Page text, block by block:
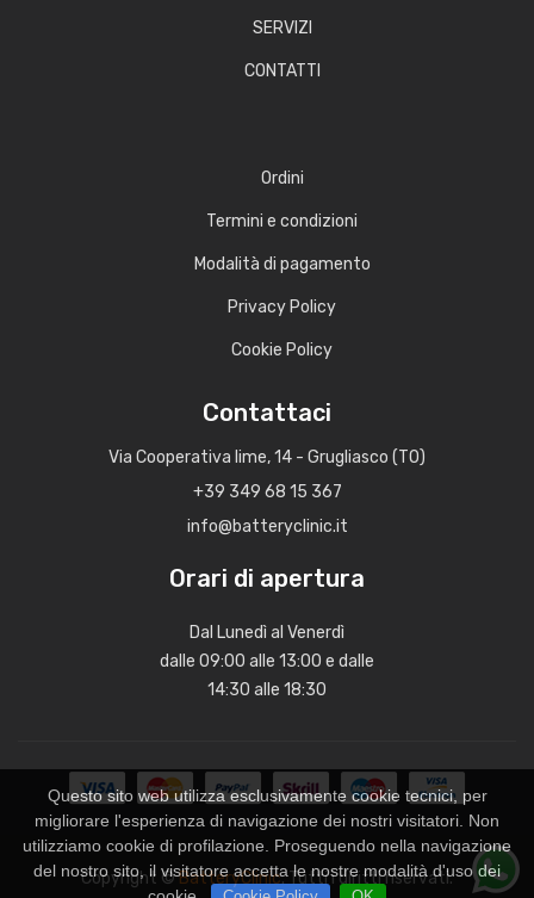
SERVIZI
CONTATTI
Ordini
Termini e condizioni
Modalità di pagamento
Privacy Policy
Cookie Policy
Contattaci
Via Cooperativa lime, 14 - Grugliasco (TO)
+39 349 68 15 367
info@batteryclinic.it
Orari di apertura
Dal Lunedì al Venerdì
dalle 09:00 alle 13:00 e dalle
14:30 alle 18:30
Copyright ©BatteryClinic. Tutti i diritti riservati.
Questo sito web utilizza esclusivamente cookie tecnici, per
migliorare l'esperienza di navigazione dei nostri visitatori. Non
utilizziamo cookie di profilazione. Proseguendo nella navigazione
del nostro sito, il visitatore accetta le nostre modalità d'uso dei